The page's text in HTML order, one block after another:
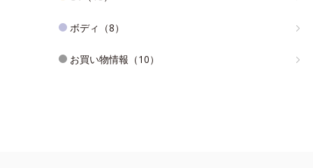
ボディ（8）
お買い物情報（10）